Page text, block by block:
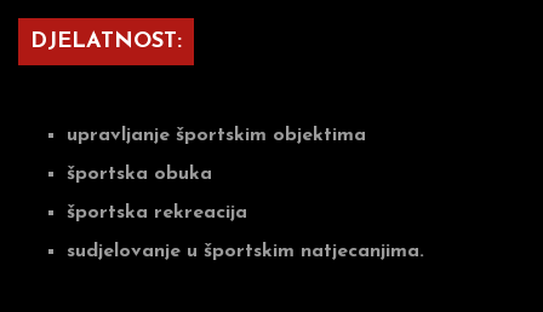
DJELATNOST:
upravljanje športskim objektima
športska obuka
športska rekreacija
sudjelovanje u športskim natjecanjima.